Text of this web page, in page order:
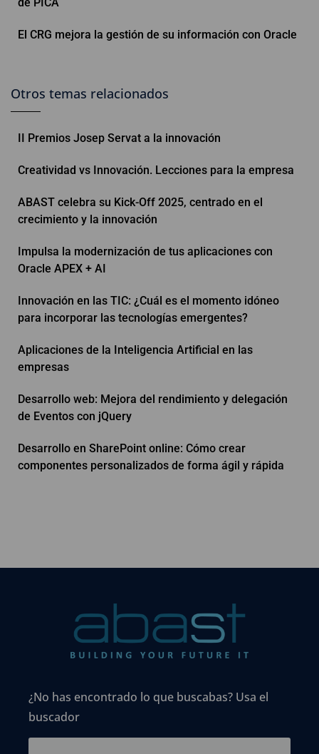
El CRG mejora la gestión de su información con Oracle
Otros temas relacionados
II Premios Josep Servat a la innovación
Creatividad vs Innovación. Lecciones para la empresa
ABAST celebra su Kick-Off 2025, centrado en el
crecimiento y la innovación
Impulsa la modernización de tus aplicaciones con
Oracle APEX + AI
Innovación en las TIC: ¿Cuál es el momento idóneo
para incorporar las tecnologías emergentes?
Aplicaciones de la Inteligencia Artificial en las
empresas
Desarrollo web: Mejora del rendimiento y delegación
de Eventos con jQuery
Desarrollo en SharePoint online: Cómo crear
componentes personalizados de forma ágil y rápida
¿No has encontrado lo que buscabas? Usa el
buscador